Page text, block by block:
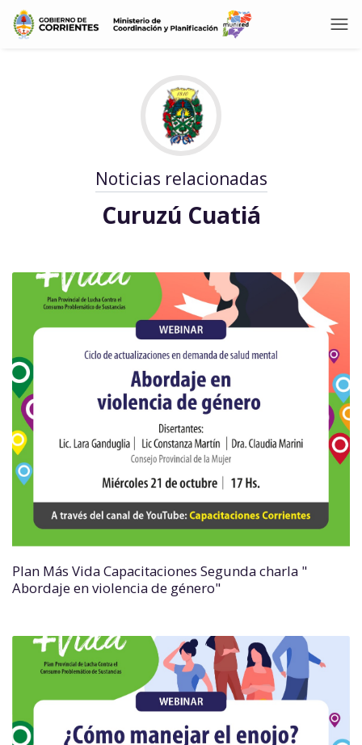
Noticias relacionadas
Curuzú Cuatiá
Plan Más Vida Capacitaciones Segunda charla "
Abordaje en violencia de género"